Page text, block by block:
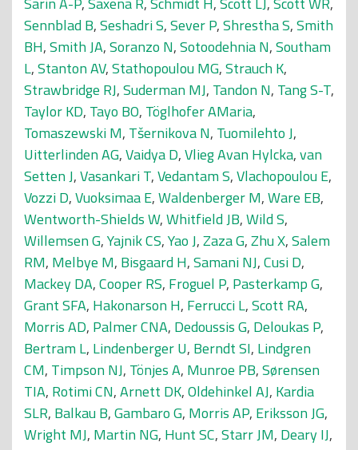
Sennblad B,Seshadri S,Sever P,Shrestha S,Smith
BH,Smith JA,Soranzo N,Sotoodehnia N,Southam
L,Stanton AV,Stathopoulou MG,Strauch K,
Strawbridge RJ,Suderman MJ, Tandon N, Tang S-T,
Taylor KD, Tayo BO, Töglhofer AMaria,
Tomaszewski M, Tšernikova N, Tuomilehto J,
Uitterlinden AG,Vaidya D,Vlieg Avan Hylcka,van
Setten J,Vasankari T,Vedantam S,Vlachopoulou E,
Vozzi D,Vuoksimaa E,Waldenberger M,Ware EB,
Wentworth-Shields W,Whitfield JB,Wild S,
Willemsen G,Yajnik CS,Yao J,Zaza G,Zhu X,Salem
RM, Melbye M, Bisgaard H,Samani NJ,Cusi D,
Mackey DA,Cooper RS, Froguel P, Pasterkamp G,
Grant SFA, Hakonarson H, Ferrucci L,Scott RA,
Morris AD, Palmer CNA, Dedoussis G, Deloukas P,
Bertram L, Lindenberger U, Berndt SI, Lindgren
CM, Timpson NJ, Tönjes A, Munroe PB,Sørensen
TIA, Rotimi CN,Arnett DK,Oldehinkel AJ, Kardia
SLR, Balkau B,Gambaro G, Morris AP, Eriksson JG,
Wright MJ, Martin NG, Hunt SC,Starr JM, Deary IJ,